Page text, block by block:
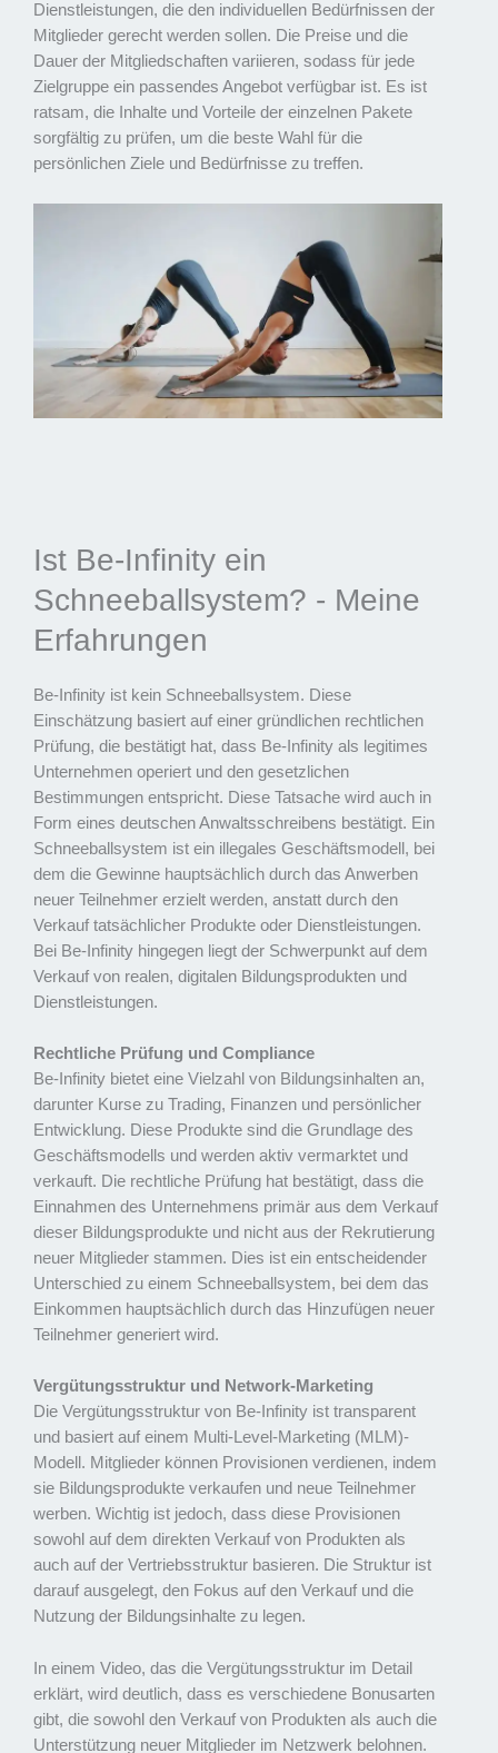
Dienstleistungen, die den individuellen Bedürfnissen der
Mitglieder gerecht werden sollen. Die Preise und die
Dauer der Mitgliedschaften variieren, sodass für jede
Zielgruppe ein passendes Angebot verfügbar ist. Es ist
ratsam, die Inhalte und Vorteile der einzelnen Pakete
sorgfältig zu prüfen, um die beste Wahl für die
persönlichen Ziele und Bedürfnisse zu treffen.
Ist Be-Infinity ein
Schneeballsystem? - Meine
Erfahrungen
Be-Infinity ist kein Schneeballsystem. Diese
Einschätzung basiert auf einer gründlichen rechtlichen
Prüfung, die bestätigt hat, dass Be-Infinity als legitimes
Unternehmen operiert und den gesetzlichen
Bestimmungen entspricht. Diese Tatsache wird auch in
Form eines deutschen Anwaltsschreibens bestätigt. Ein
Schneeballsystem ist ein illegales Geschäftsmodell, bei
dem die Gewinne hauptsächlich durch das Anwerben
neuer Teilnehmer erzielt werden, anstatt durch den
Verkauf tatsächlicher Produkte oder Dienstleistungen.
Bei Be-Infinity hingegen liegt der Schwerpunkt auf dem
Verkauf von realen, digitalen Bildungsprodukten und
Dienstleistungen.
Rechtliche Prüfung und Compliance
Be-Infinity bietet eine Vielzahl von Bildungsinhalten an,
darunter Kurse zu Trading, Finanzen und persönlicher
Entwicklung. Diese Produkte sind die Grundlage des
Geschäftsmodells und werden aktiv vermarktet und
verkauft. Die rechtliche Prüfung hat bestätigt, dass die
Einnahmen des Unternehmens primär aus dem Verkauf
dieser Bildungsprodukte und nicht aus der Rekrutierung
neuer Mitglieder stammen. Dies ist ein entscheidender
Unterschied zu einem Schneeballsystem, bei dem das
Einkommen hauptsächlich durch das Hinzufügen neuer
Teilnehmer generiert wird.
Vergütungsstruktur und Network-Marketing
Die Vergütungsstruktur von Be-Infinity ist transparent
und basiert auf einem Multi-Level-Marketing (MLM)-
Modell. Mitglieder können Provisionen verdienen, indem
sie Bildungsprodukte verkaufen und neue Teilnehmer
werben. Wichtig ist jedoch, dass diese Provisionen
sowohl auf dem direkten Verkauf von Produkten als
auch auf der Vertriebsstruktur basieren. Die Struktur ist
darauf ausgelegt, den Fokus auf den Verkauf und die
Nutzung der Bildungsinhalte zu legen.
In einem Video, das die Vergütungsstruktur im Detail
erklärt, wird deutlich, dass es verschiedene Bonusarten
gibt, die sowohl den Verkauf von Produkten als auch die
Unterstützung neuer Mitglieder im Netzwerk belohnen.